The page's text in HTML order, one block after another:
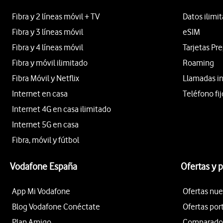
Fibra y 2 líneas móvil + TV
Fibra y 3 líneas móvil
Fibra y 4 líneas móvil
Fibra y móvil ilimitado
Fibra Móvil y Netflix
Internet en casa
Internet 4G en casa ilimitado
Internet 5G en casa
Fibra, móvil y fútbol
Datos
eSIM
Tarjetas
Roaming
Llamadas
Teléfono
Vodafone España
App Mi Vodafone
Blog Vodafone Conéctate
Ofertas y
Ofertas
Ofertas